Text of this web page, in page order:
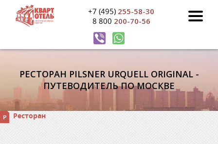
+7 (495) 255-58-30
8 800 200-70-56
РЕСТОРАН PILSNER URQUELL ORIGINAL -
ПУТЕВОДИТЕЛЬ ПО МОСКВЕ
Ресторан